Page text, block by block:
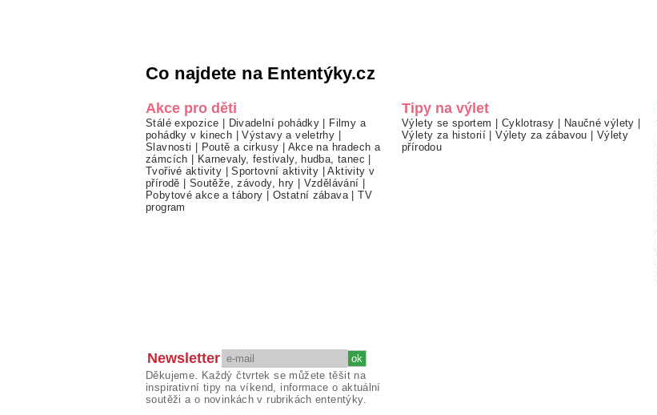
Co najdete na Ententýky.cz
Akce pro děti
Stálé expozice | Divadelní pohádky | Filmy a
pohádky v kinech |Výstavy a veletrhy |
Slavnosti | Poutě a cirkusy | Akce na hradech a
zámcích | Karnevaly, festivaly, hudba, tanec |
Tvořivé aktivity |Sportovní aktivity |Aktivity v
přírodě | Soutěže, závody, hry | Vzdělávání |
Pobytové akce a tábory | Ostatní zábava |TV
program
Tipy na výlet
Výlety se sportem | Cyklotrasy | Naučné výlety |
Výlety za historií |Výlety za zábavou | Výlety
přírodou
Newsletter
Děkujeme. Každý čtvrtek se můžete těšit na
inspirativní tipy na víkend, informace o aktuální
soutěži a o novinkách v rubrikách ententýky.